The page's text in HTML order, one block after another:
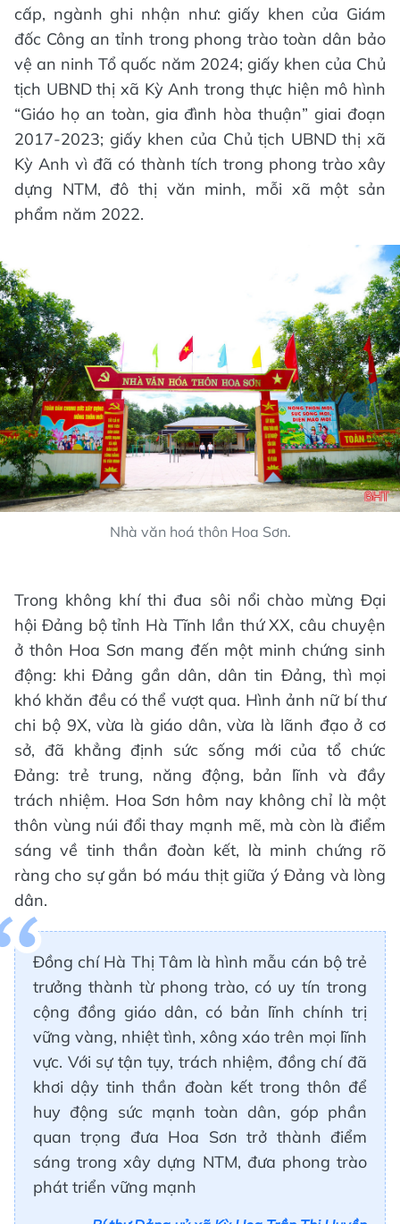
cấp, ngành ghi nhận như: giấy khen của Giám
đốc Công an tỉnh trong phong trào toàn dân bảo
vệ an ninh Tổ quốc năm 2024; giấy khen của Chủ
tịch UBND thị xã Kỳ Anh trong thực hiện mô hình
“Giáo họ an toàn, gia đình hòa thuận” giai đoạn
2017-2023; giấy khen của Chủ tịch UBND thị xã
Kỳ Anh vì đã có thành tích trong phong trào xây
dựng NTM, đô thị văn minh, mỗi xã một sản
phẩm năm 2022.
Nhà văn hoá thôn Hoa Sơn.
Trong không khí thi đua sôi nổi chào mừng Đại
hội Đảng bộ tỉnh Hà Tĩnh lần thứ XX, câu chuyện
ở thôn Hoa Sơn mang đến một minh chứng sinh
động: khi Đảng gần dân, dân tin Đảng, thì mọi
khó khăn đều có thể vượt qua. Hình ảnh nữ bí thư
chi bộ 9X, vừa là giáo dân, vừa là lãnh đạo ở cơ
sở, đã khẳng định sức sống mới của tổ chức
Đảng: trẻ trung, năng động, bản lĩnh và đầy
trách nhiệm. Hoa Sơn hôm nay không chỉ là một
thôn vùng núi đổi thay mạnh mẽ, mà còn là điểm
sáng về tinh thần đoàn kết, là minh chứng rõ
ràng cho sự gắn bó máu thịt giữa ý Đảng và lòng
dân.
Đồng chí Hà Thị Tâm là hình mẫu cán bộ trẻ
trưởng thành từ phong trào, có uy tín trong
cộng đồng giáo dân, có bản lĩnh chính trị
vững vàng, nhiệt tình, xông xáo trên mọi lĩnh
vực. Với sự tận tụy, trách nhiệm, đồng chí đã
khơi dậy tinh thần đoàn kết trong thôn để
huy động sức mạnh toàn dân, góp phần
quan trọng đưa Hoa Sơn trở thành điểm
sáng trong xây dựng NTM, đưa phong trào
phát triển vững mạnh